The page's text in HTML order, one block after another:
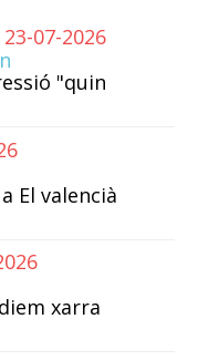
07-2026
"quin
El valencià
xarra